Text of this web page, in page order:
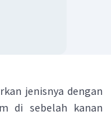
jenisnya dengan
di sebelah kanan